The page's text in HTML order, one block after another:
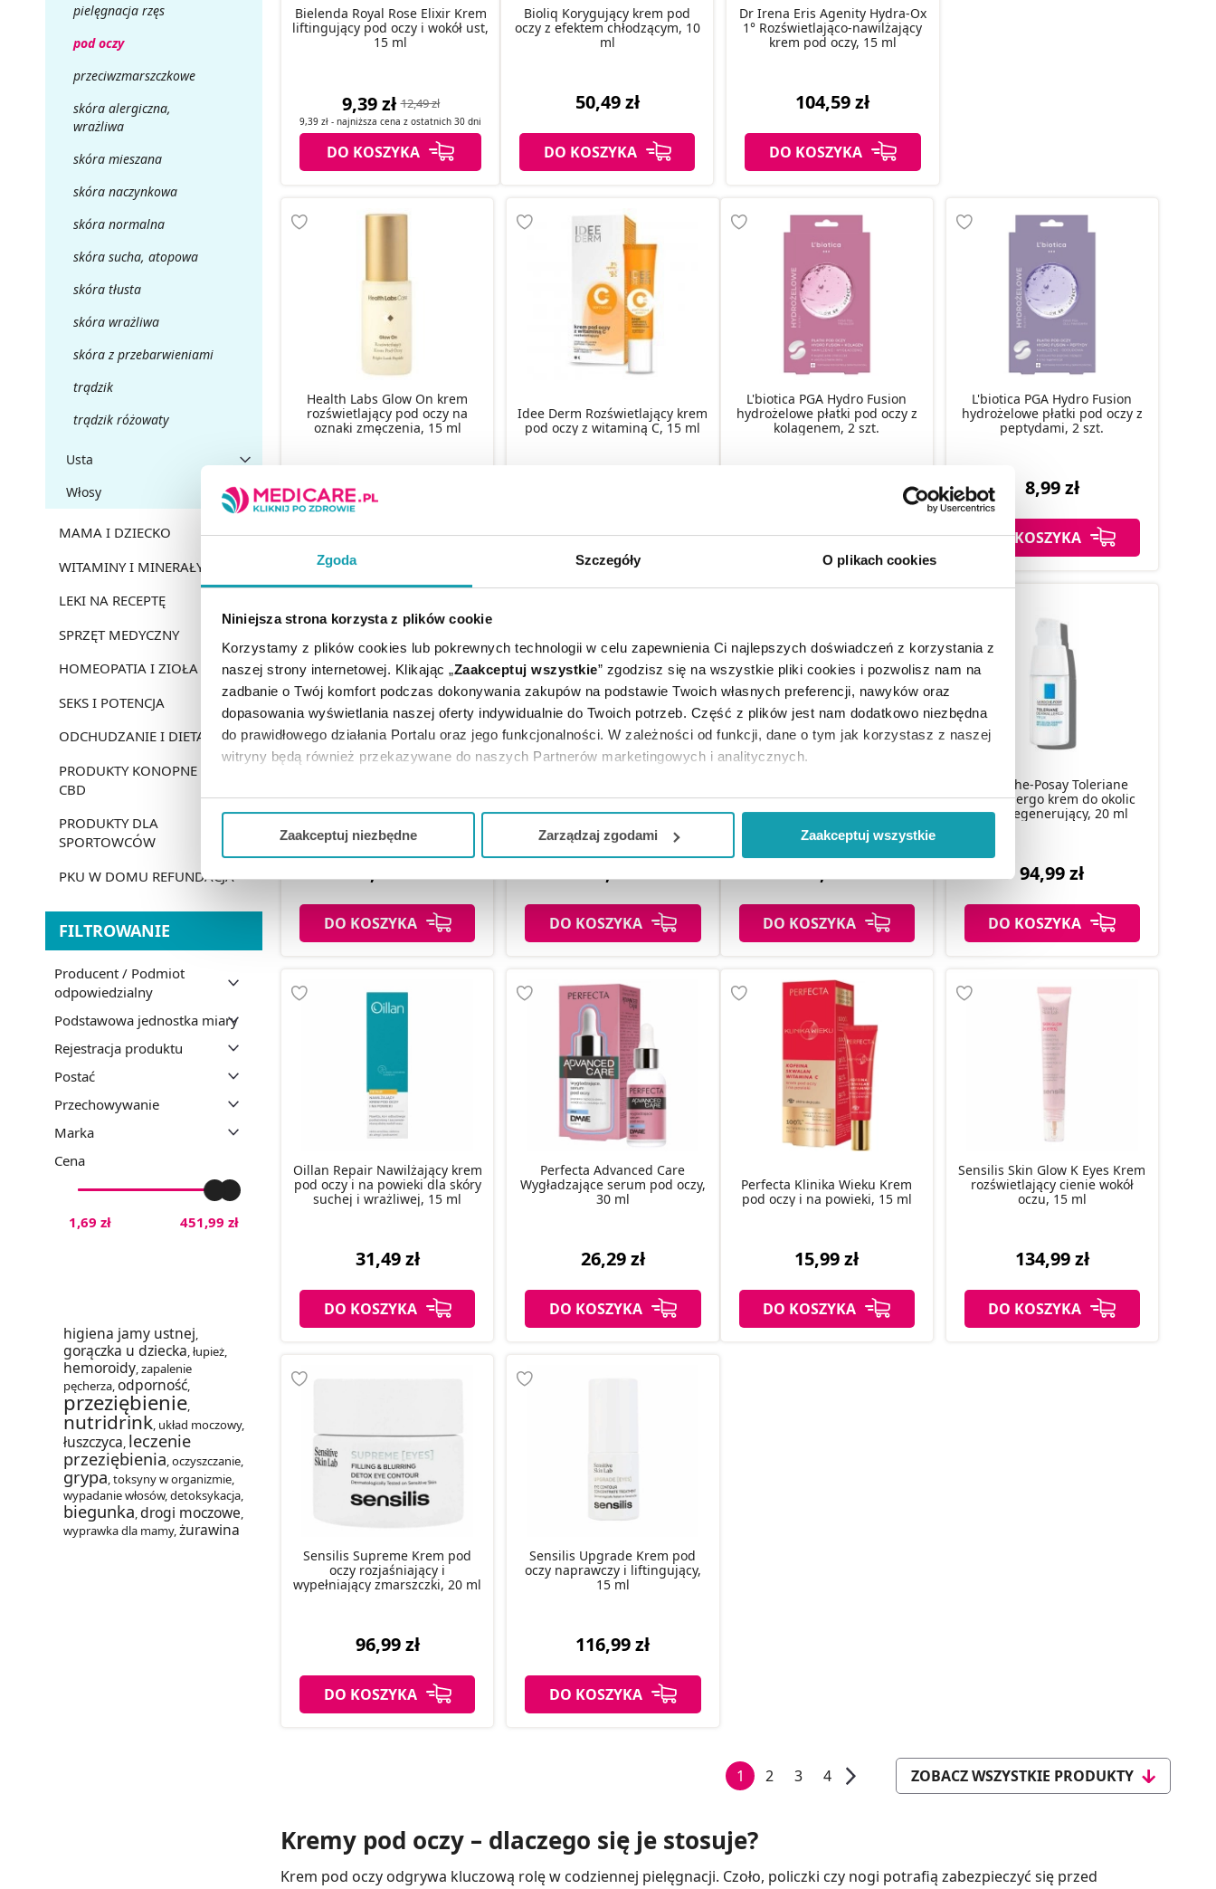
Zgoda Szczegóły O plikach cookies
Niniejsza strona korzysta z plików cookie
Korzystamy z plików cookies lub pokrewnych technologii w celu zapewnienia Ci najlepszych doświadczeń z korzystania z
naszej strony internetowej. Klikając „Zaakceptuj wszystkie” zgodzisz się na wszystkie pliki cookies i pozwolisz nam na
zadbanie o Twój komfort podczas dokonywania zakupów na podstawie Twoich własnych preferencji, nawyków oraz
dopasowania wyświetlania naszej oferty indywidualnie do Twoich potrzeb. Część z plików jest nam dodatkowo niezbędna
do prawidłowego działania Portalu oraz jego funkcjonalności. W zależności od funkcji, dane o tym jak korzystasz z naszej
witryny będą również przekazywane do naszych Partnerów marketingowych i analitycznych.
Jeżeli chcesz dostosować swoją zgodę i wybrać tylko niektóre dodatkowe funkcje, z którymi wiąże się zbieranie danych o
Ciebie danych, które nie są niezbędne dla funkcjonowania Strony. Będzie się to jednak wiązało z brakiem dostępu do
wszystkich funkcjonalności Strony.
Zaakceptuj niezbędne Zarządzaj zgodami Zaakceptuj wszystkie
pielęgnacja rzęs
pod oczy
przeciwzmarszczkowe
skóra alergiczna,
wrażliwa
skóra mieszana
skóra naczynkowa
skóra normalna
skóra sucha, atopowa
skóra tłusta
skóra wrażliwa
skóra z przebarwieniami
trądzik
trądzik różowaty
Usta
Włosy
MAMA I DZIECKO
WITAMINY I MINERAŁY
LEKI NA RECEPTĘ
SPRZĘT MEDYCZNY
HOMEOPATIA I ZIOŁA
SEKS I POTENCJA
ODCHUDZANIE I DIETA
PRODUKTY KONOPNE
CBD
PRODUKTY DLA
SPORTOWCÓW
PKU W DOMU REFUNDACJA
FILTROWANIE
Producent / Podmiot
odpowiedzialny
Podstawowa jednostka miary
Rejestracja produktu
Postać
Przechowywanie
Marka
Cena
1,69 zł 451,99 zł
higiena jamy ustnej,
gorączka u dziecka,łupież,
hemoroidy,zapalenie
pęcherza,odporność,
przeziębienie,
nutridrink, układ moczowy,
łuszczyca, leczenie
przeziębienia,oczyszczanie,
grypa,toksyny w organizmie,
wypadanie włosów,detoksykacja,
biegunka,drogi moczowe,
wyprawka dla mamy,żurawina
Bielenda Royal Rose Elixir Krem
liftingujący pod oczy i wokół ust,
15 ml
9,39 zł 12,49 zł
9,39 zł - najniższa cena z ostatnich 30 dni
DO KOSZYKA
Bioliq Korygujący krem pod
oczy z efektem chłodzącym, 10
ml
50,49 zł
DO KOSZYKA
Dr Irena Eris Agenity Hydra-Ox
1° Rozświetlająco-nawilżający
krem pod oczy, 15 ml
104,59 zł
DO KOSZYKA
Health Labs Glow On krem
rozświetlający pod oczy na
oznaki zmęczenia, 15 ml
140,95 zł
DO KOSZYKA
Idee Derm Rozświetlający krem
pod oczy z witaminą C, 15 ml
DO KOSZYKA
L'biotica PGA Hydro Fusion
hydrożelowe płatki pod oczy z
kolagenem, 2 szt.
DO KOSZYKA
L'biotica PGA Hydro Fusion
hydrożelowe płatki pod oczy z
peptydami, 2 szt.
8,99 zł
DO KOSZYKA
hydrożelowe płatki pod oczy z
witaminą C, 2 szt.
8,99 zł
DO KOSZYKA
serum przeciwzmarszczkowe
do skóry okolic oczu, 15 ml
145,99 zł
DO KOSZYKA
La Roche-Posay Hyalu B5 krem
pod oczy, 15 ml
139,99 zł
DO KOSZYKA
La Roche-Posay Toleriane
Dermallergo krem do okolic
oczu regenerujący, 20 ml
94,99 zł
DO KOSZYKA
Oillan Repair Nawilżający krem
pod oczy i na powieki dla skóry
suchej i wrażliwej, 15 ml
31,49 zł
DO KOSZYKA
Perfecta Advanced Care
Wygładzające serum pod oczy,
30 ml
26,29 zł
DO KOSZYKA
Perfecta Klinika Wieku Krem
pod oczy i na powieki, 15 ml
15,99 zł
DO KOSZYKA
Sensilis Skin Glow K Eyes Krem
rozświetlający cienie wokół
oczu, 15 ml
134,99 zł
DO KOSZYKA
Sensilis Supreme Krem pod
oczy rozjaśniający i
wypełniający zmarszczki, 20 ml
96,99 zł
DO KOSZYKA
Sensilis Upgrade Krem pod
oczy naprawczy i liftingujący,
15 ml
116,99 zł
DO KOSZYKA
1 2 3 4 ZOBACZ WSZYSTKIE PRODUKTY
Kremy pod oczy – dlaczego się je stosuje?
Krem pod oczy odgrywa kluczową rolę w codziennej pielęgnacji. Czoło, policzki czy nogi potrafią zabezpieczyć się przed